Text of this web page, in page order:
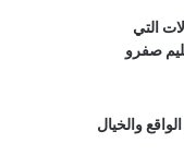
التي
صفرو
والخيال